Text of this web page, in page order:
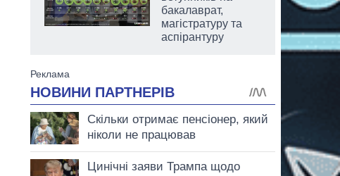
бакалаврат,
магістратуру та
аспірантуру